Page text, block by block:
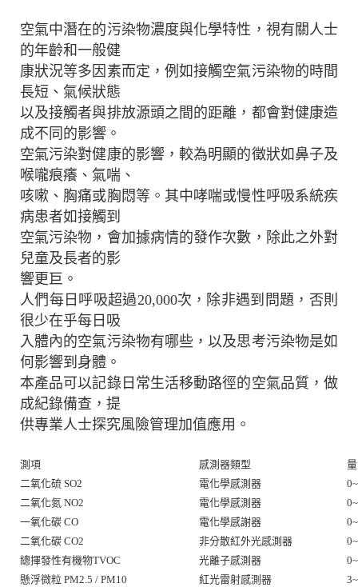
空氣中潛在的污染物濃度與化學特性，視有關人士
的年齡和一般健
康狀況等多因素而定，例如接觸空氣污染物的時間
長短、氣候狀態
以及接觸者與排放源頭之間的距離，都會對健康造
成不同的影響。
空氣污染對健康的影響，較為明顯的徵狀如鼻子及
喉嚨痕癢、氣喘、
咳嗽、胸痛或胸悶等。其中哮喘或慢性呼吸系統疾
病患者如接觸到
空氣污染物，會加據病情的發作次數，除此之外對
兒童及長者的影
響更巨。
人們每日呼吸超過20,000次，除非遇到問題，否則
很少在乎每日吸
入體內的空氣污染物有哪些，以及思考污染物是如
何影響到身體。
本產品可以記錄日常生活移動路徑的空氣品質，做
成紀錄備查，提
供專業人士探究風險管理加值應用。
測項 感測器類型
二氧化硫 SO2
電化學感測器
二氧化氮 NO2
電化學感測器
一氧化碳 CO
電化學感謝器
二氧化碳 CO2
非分散紅外光感測器
總揮發性有機物TVOC
光離子感測器
懸浮微粒 PM2.5 / PM10
紅光雷射感測器